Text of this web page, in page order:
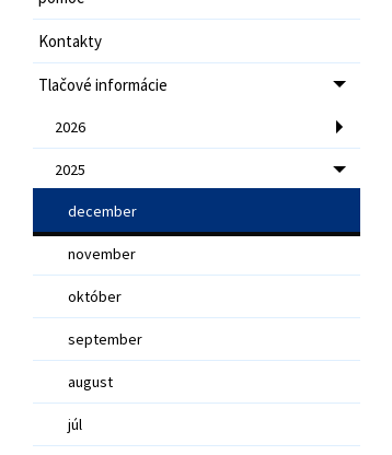
Kontakty
Tlačové informácie
2026
2025
december
november
október
september
august
júl